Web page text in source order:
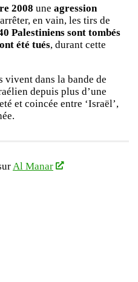
2008 une agression
en vain, les tirs de
Palestiniens sont tombés
été tués, durant cette
dans la bande de
depuis plus d’une
et coincée entre ‘Israël’,
Al Manar